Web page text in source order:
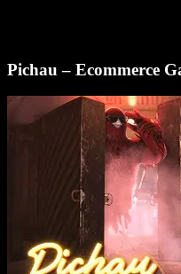
Pichau – Ecommerce